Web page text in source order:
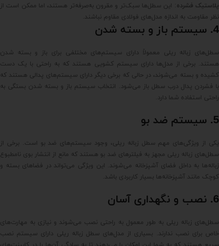
پلاستیک فشرده : این سطل‌ها سبک‌تر و مقرون به‌صرفه‌تر هستند، اما ممکن است از
نظر مقاومت به اندازه مدل‌های فولادی مقاوم نباشند.
4. سیستم باز و بسته شدن
سطل‌های زباله ریلی معمولاً دارای سیستم‌های مختلفی برای باز و بسته شدن
هستند. برخی از مدل‌ها دارای سیستم کشویی هستند که به راحتی با یک دست
کشیده و بسته می‌شوند، در حالی که برخی دیگر دارای سیستم‌های پدالی هستند که
با فشردن پدال درب سطل باز می‌شود. انتخاب سیستم باز و بسته شدن بستگی به
راحتی استفاده شما دارد.
5. سیستم ضد بو
یکی از ویژگی‌های مهم سطل زباله ریلی، وجود سیستم‌های ضد بو است. برخی از
سطل‌های زباله ریلی مجهز به فیلترهای ضد بو هستند که مانع از انتشار بوی نامطبوع
زباله‌ها به داخل فضای آشپزخانه می‌شوند. این ویژگی می‌تواند در فضاهای بسته و
کوچک مانند آشپزخانه‌ها بسیار کاربردی باشد.
6. نصب و نگهداری آسان
سطل‌های زباله ریلی به طور معمول به راحتی نصب می‌شوند و نیازی به مهارت‌های
خاص برای نصب ندارند. بسیاری از مدل‌های سطل زباله ریلی دارای سیستم نصب